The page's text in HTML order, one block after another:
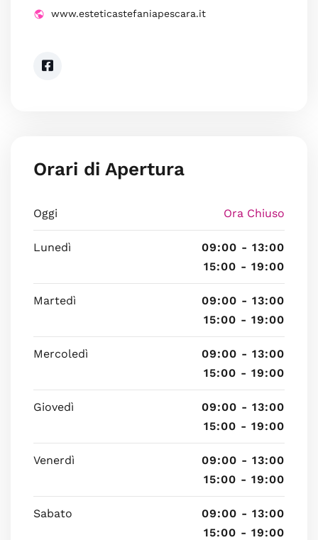
www.esteticastefaniapescara.it
Orari di Apertura
Oggi Ora Chiuso
Lunedì
09:00 - 13:00
15:00 - 19:00
Martedì
09:00 - 13:00
15:00 - 19:00
Mercoledì
09:00 - 13:00
15:00 - 19:00
Giovedì
09:00 - 13:00
15:00 - 19:00
Venerdì
09:00 - 13:00
15:00 - 19:00
Sabato
09:00 - 13:00
15:00 - 19:00